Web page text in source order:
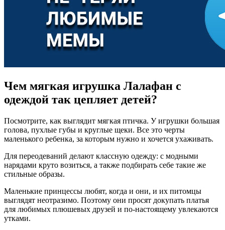
Чем мягкая игрушка Лалафан с
одеждой так цепляет детей?
Посмотрите, как выглядит мягкая птичка. У игрушки большая
голова, пухлые губы и круглые щеки. Все это черты
маленького ребенка, за которым нужно и хочется ухаживать.
Для переодеваний делают классную одежду: с модными
нарядами круто возиться, а также подбирать себе такие же
стильные образы.
Маленькие принцессы любят, когда и они, и их питомцы
выглядят неотразимо. Поэтому они просят докупать платья
для любимых плюшевых друзей и по-настоящему увлекаются
утками.